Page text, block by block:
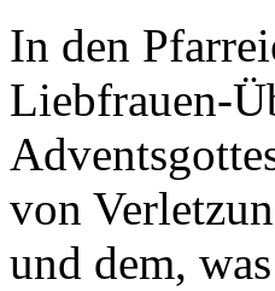
In den
Liebfrauen-
von
und dem,